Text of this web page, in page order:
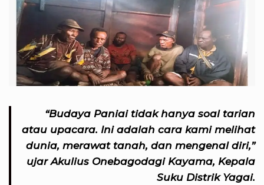
“Budaya Paniai tidak hanya soal tarian
atau upacara. Ini adalah cara kami melihat
dunia, merawat tanah, dan mengenal diri,”
ujar Akulius Onebagodagi Kayama, Kepala
Suku Distrik Yagai.